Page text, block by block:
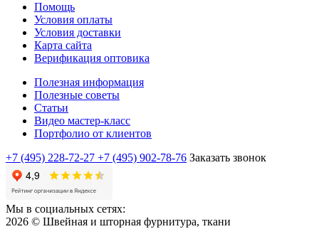
Помощь
Условия оплаты
Условия доставки
Карта сайта
Верификация оптовика
Полезная информация
Полезные советы
Статьи
Видео мастер-класс
Портфолио от клиентов
+7 (495) 228-72-27 +7 (495) 902-78-76 Заказать звонок
Мы в социальных сетях:
2026 © Швейная и шторная фурнитура, ткани